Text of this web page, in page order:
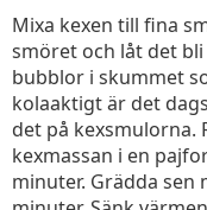
Mixa kexen till fina
smöret och låt det
bubblor i skummet
kolaaktigt är det
det på kexsmulorna.
kexmassan i en
minuter. Grädda sen